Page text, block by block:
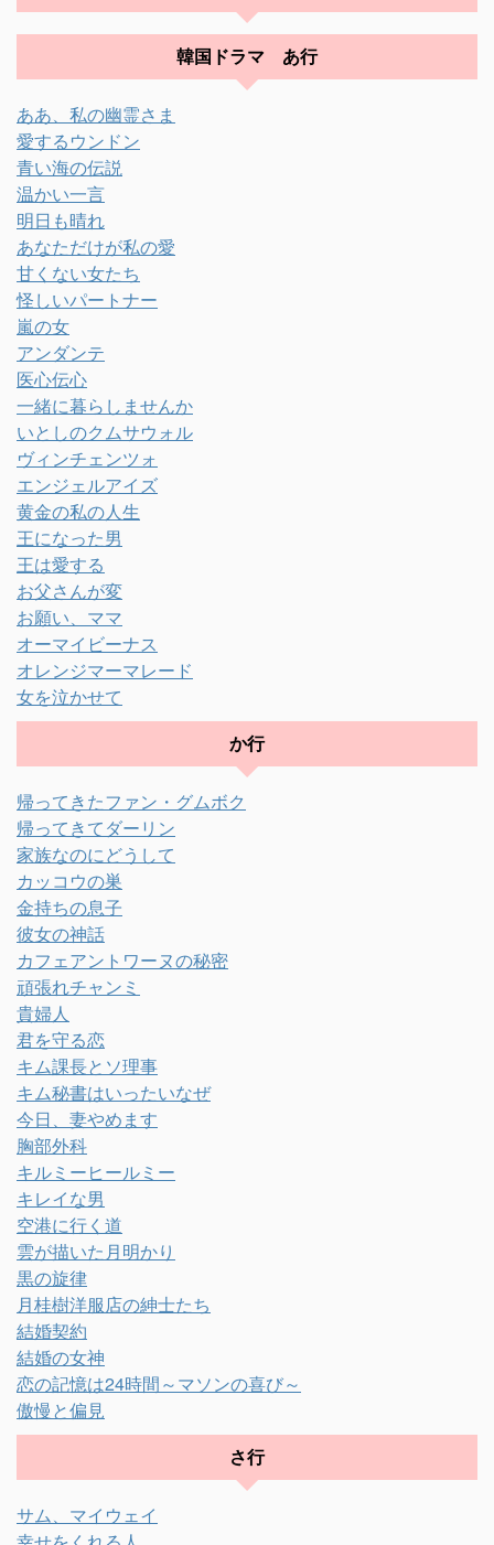
韓国ドラマ あ行
ああ、私の幽霊さま
愛するウンドン
青い海の伝説
温かい一言
明日も晴れ
あなただけが私の愛
甘くない女たち
怪しいパートナー
嵐の女
アンダンテ
医心伝心
一緒に暮らしませんか
いとしのクムサウォル
ヴィンチェンツォ
エンジェルアイズ
黄金の私の人生
王になった男
王は愛する
お父さんが変
お願い、ママ
オーマイビーナス
オレンジマーマレード
女を泣かせて
か行
帰ってきたファン・グムボク
帰ってきてダーリン
家族なのにどうして
カッコウの巣
金持ちの息子
彼女の神話
カフェアントワーヌの秘密
頑張れチャンミ
貴婦人
君を守る恋
キム課長とソ理事
キム秘書はいったいなぜ
今日、妻やめます
胸部外科
キルミーヒールミー
キレイな男
空港に行く道
雲が描いた月明かり
黒の旋律
月桂樹洋服店の紳士たち
結婚契約
結婚の女神
恋の記憶は24時間～マソンの喜び～
傲慢と偏見
さ行
サム、マイウェイ